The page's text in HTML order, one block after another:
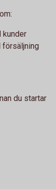
kunder
du startar